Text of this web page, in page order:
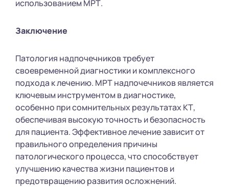
использованием МРТ.
Заключение
Патология надпочечников требует
своевременной диагностики и комплексного
подхода к лечению. МРТ надпочечников является
ключевым инструментом в диагностике,
особенно при сомнительных результатах КТ,
обеспечивая высокую точность и безопасность
для пациента. Эффективное лечение зависит от
правильного определения причины
патологического процесса, что способствует
улучшению качества жизни пациентов и
предотвращению развития осложнений.